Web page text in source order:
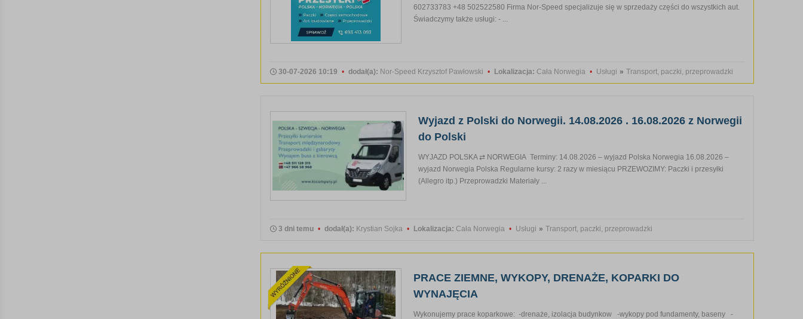
602733783 +48 502522580 Firma Nor-Speed specjalizuje się w sprzedaży części do wszystkich aut.
Świadczymy także usługi: - ...
30-07-2026 10:19 • dodał(a): Nor-Speed Krzysztof Pawłowski • Lokalizacja: Cała Norwegia • Usługi » Transport, paczki, przeprowadzki
Wyjazd z Polski do Norwegii. 14.08.2026 . 16.08.2026 z Norwegii
do Polski
WYJAZD POLSKA ⇄ NORWEGIA Terminy: 14.08.2026 – wyjazd Polska Norwegia 16.08.2026 –
wyjazd Norwegia Polska Regularne kursy: 2 razy w miesiącu PRZEWOZIMY: Paczki i przesyłki
(Allegro itp.) Przeprowadzki Materiały ...
3 dni temu • dodał(a): Krystian Sojka • Lokalizacja: Cała Norwegia • Usługi » Transport, paczki, przeprowadzki
PRACE ZIEMNE, WYKOPY, DRENAŻE, KOPARKI DO
WYNAJĘCIA
Wykonujemy prace koparkowe: -drenaże, izolacja budynkow -wykopy pod fundamenty, baseny -